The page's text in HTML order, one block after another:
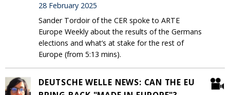
28 February 2025
Sander Tordoir of the CER spoke to ARTE
Europe Weekly about the results of the Germans
elections and what’s at stake for the rest of
Europe (from 5:13 mins).
DEUTSCHE WELLE NEWS: CAN THE EU